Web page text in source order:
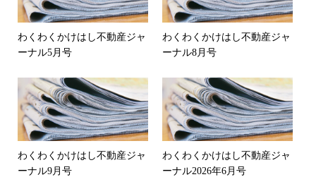
わくわくかけはし不動産ジャ
ーナル5月号
わくわくかけはし不動産ジャ
ーナル8月号
わくわくかけはし不動産ジャ
ーナル9月号
わくわくかけはし不動産ジャ
ーナル2026年6月号